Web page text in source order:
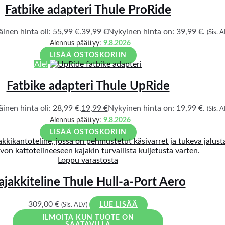
Fatbike adapteri Thule ProRide
hinta oli: 55,99 €.39,99 €Nykyinen hinta on: 39,99 €. (Sis.
Alennus päättyy: 9.8.2026
LISÄÄ OSTOSKORIIN
Ale!
Fatbike adapteri Thule UpRide
hinta oli: 28,99 €.19,99 €Nykyinen hinta on: 19,99 €. (Sis.
Alennus päättyy: 9.8.2026
LISÄÄ OSTOSKORIIN
Loppu varastosta
Thule Hull-a-Port Aero
309,00 € (Sis. ALV)
LUE LISÄÄ
ILMOITA KUN TUOTE ON